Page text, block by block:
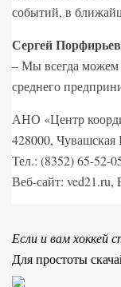
событий, в
Сергей
– Мы всегда можем
среднего
АНО «Центр
428000,
Тел.: (8352) 65-52-
Веб-сайт: ved21.ru,
Если и вам хоккей
Для простоты